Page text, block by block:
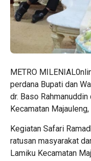
METRO
perdana Bupati dan
dr. Baso
Kecamatan
Kegiatan Safari
ratusan masyarakat
Lamiku Kecamatan